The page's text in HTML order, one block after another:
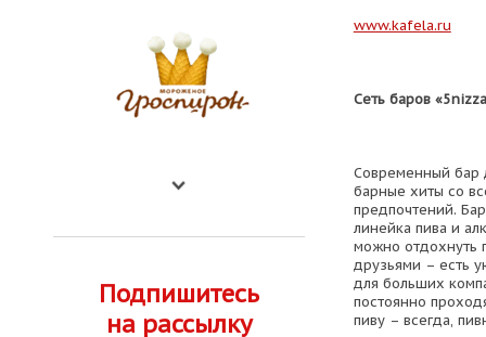
Подпишитесь
на рассылку
www.kafela.ru
Сеть баров
Современный бар
барные хиты со
предпочтений.
линейка пива и
можно отдохнуть
друзьями – есть
для больших
постоянно
пиву – всегда,